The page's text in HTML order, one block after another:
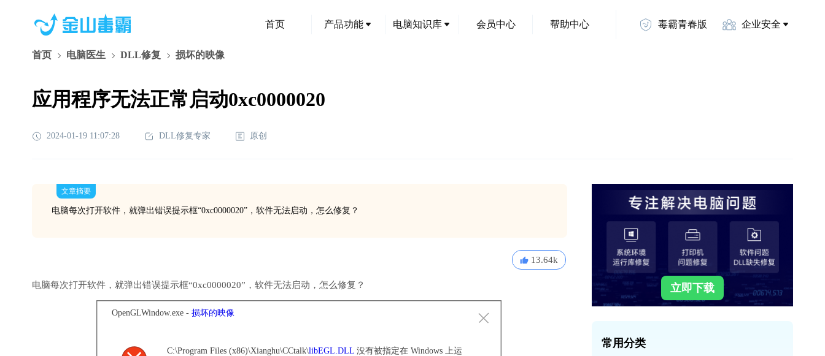
首页 产品功能 电脑知识库 会员中心 帮助中心 毒霸青春版 企业安全
首页 电脑医生 DLL修复 损坏的映像
应用程序无法正常启动0xc0000020
2024-01-19 11:07:28 DLL修复专家 原创
文章摘要
电脑每次打开软件，就弹出错误提示框“0xc0000020”，软件无法启动，怎么修复？
13.64k
电脑每次打开软件，就弹出错误提示框“0xc0000020”，软件无法启动，怎么修复？
OpenGLWindow.exe - 损坏的映像
C:\Program Files (x86)\Xianghu\CCtalk\libEGL.DLL 没有被指定在 Windows 上运
立即下载
常用分类